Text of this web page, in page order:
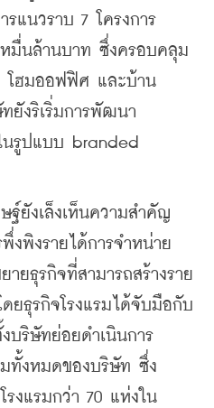
แนวราบ 7 โครงการ
หมื่นล้านบาท ซึ่งครอบคลุม
โฮมออฟฟิศ และบ้าน
ยังริเริ่มการพัฒนา
นรูปแบบ branded
งเล็งเห็นความสำคัญ
งพิงรายได้การจำหน่าย
ยธุรกิจที่สามารถสร้างราย
ยธุรกิจโรงแรมได้จับมือกับ
ริษัทย่อยดำเนินการ
มทั้งหมดของบริษัท ซึ่ง
รงแรมกว่า 70 แห่งใน